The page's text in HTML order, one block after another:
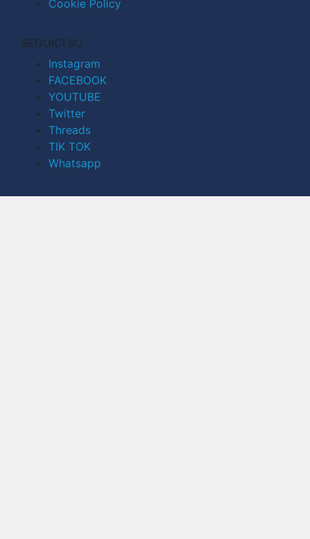
Cookie Policy
SEGUICI SU
Instagram
FACEBOOK
YOUTUBE
Twitter
Threads
TIK TOK
Whatsapp